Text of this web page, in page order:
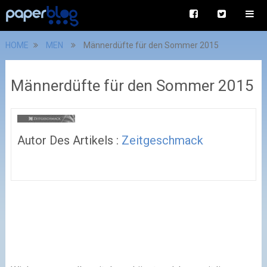
HOME MEN Männerdüfte für den Sommer 2015
Männerdüfte für den Sommer 2015
Autor Des Artikels : Zeitgeschmack